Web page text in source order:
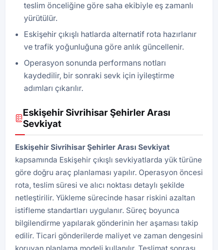
teslim önceliğine göre saha ekibiyle eş zamanlı
yürütülür.
Eskişehir çıkışlı hatlarda alternatif rota hazırlanır
ve trafik yoğunluğuna göre anlık güncellenir.
Operasyon sonunda performans notları
kaydedilir, bir sonraki sevk için iyileştirme
adımları çıkarılır.
Eskişehir Sivrihisar Şehirler Arası
Sevkiyat
Eskişehir Sivrihisar Şehirler Arası Sevkiyat
kapsamında Eskişehir çıkışlı sevkiyatlarda yük türüne
göre doğru araç planlaması yapılır. Operasyon öncesi
rota, teslim süresi ve alıcı noktası detaylı şekilde
netleştirilir. Yükleme sürecinde hasar riskini azaltan
istifleme standartları uygulanır. Süreç boyunca
bilgilendirme yapılarak gönderinin her aşaması takip
edilir. Ticari gönderilerde maliyet ve zaman dengesini